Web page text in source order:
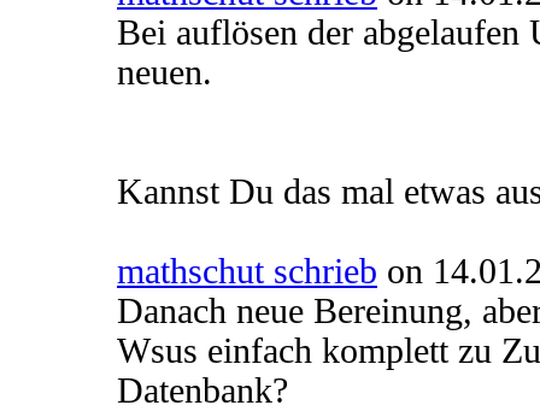
Bei auflösen der abgelaufen
neuen.
Kannst Du das mal etwas
mathschut schrieb on
Danach neue Bereinung,
Wsus einfach komplett zu
Datenbank?